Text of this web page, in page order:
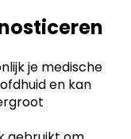
je medische
en kan